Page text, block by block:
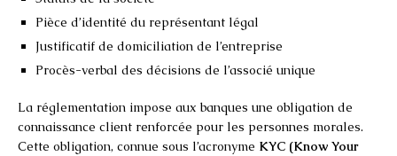
Pièce d’identité du représentant légal
Justificatif de domiciliation de l’entreprise
Procès-verbal des décisions de l’associé unique
La réglementation impose aux banques une obligation de
connaissance client renforcée pour les personnes morales.
Cette obligation, connue sous l’acronyme KYC (Know Your